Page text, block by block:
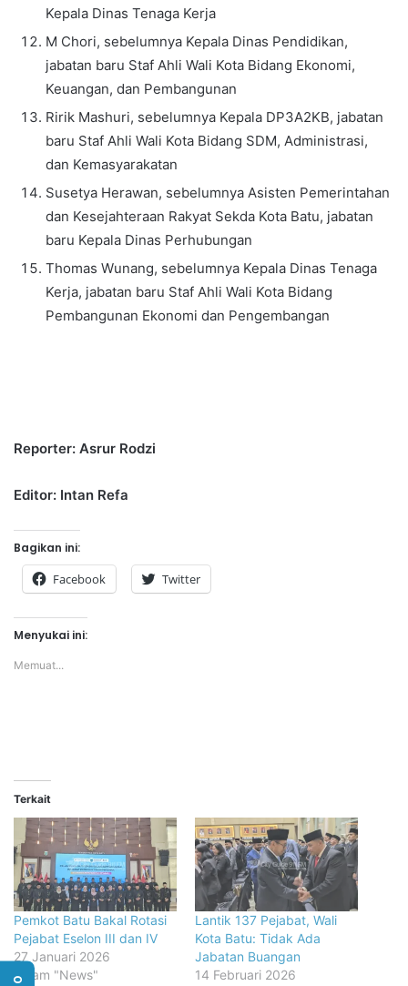
Kepala Dinas Tenaga Kerja
M Chori, sebelumnya Kepala Dinas Pendidikan,
jabatan baru Staf Ahli Wali Kota Bidang Ekonomi,
Keuangan, dan Pembangunan
Ririk Mashuri, sebelumnya Kepala DP3A2KB, jabatan
baru Staf Ahli Wali Kota Bidang SDM, Administrasi,
dan Kemasyarakatan
Susetya Herawan, sebelumnya Asisten Pemerintahan
dan Kesejahteraan Rakyat Sekda Kota Batu, jabatan
baru Kepala Dinas Perhubungan
Thomas Wunang, sebelumnya Kepala Dinas Tenaga
Kerja, jabatan baru Staf Ahli Wali Kota Bidang
Pembangunan Ekonomi dan Pengembangan
Reporter: Asrur Rodzi
Editor: Intan Refa
Bagikan ini:
Facebook Twitter
Menyukai ini:
Memuat...
Terkait
Pemkot Batu Bakal Rotasi
Pejabat Eselon III dan IV
27 Januari 2026
dalam "News"
Lantik 137 Pejabat, Wali
Kota Batu: Tidak Ada
Jabatan Buangan
14 Februari 2026